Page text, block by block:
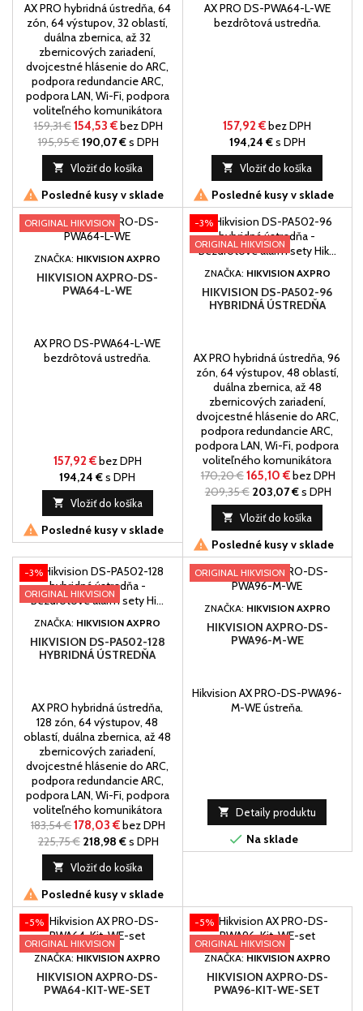
AX PRO hybridná ústredňa, 64
zón, 64 výstupov, 32 oblastí,
duálna zbernica, až 32
zbernicových zariadení,
dvojcestné hlásenie do ARC,
podpora redundancie ARC,
podpora LAN, Wi-Fi, podpora
voliteľného komunikátora
PSTN/GPRS/4G. Predaj vieme
uškutočniť len
elektrotechnikom.
159,31 €154,53 €bez DPH
195,95 €190,07 €s DPH
 Vložiť do košíka
 Posledné kusy v sklade
AX PRO DS-PWA64-L-WE
bezdrôtová ustredňa.
157,92 €bez DPH
194,24 €s DPH
 Vložiť do košíka
 Posledné kusy v sklade
ORIGINAL HIKVISION
ZNAČKA: HIKVISION AXPRO
HIKVISION AXPRO-DS-
PWA64-L-WE
AX PRO DS-PWA64-L-WE
bezdrôtová ustredňa.
157,92 €bez DPH
194,24 €s DPH
 Vložiť do košíka
 Posledné kusy v sklade
-3%
ORIGINAL HIKVISION
ZNAČKA: HIKVISION AXPRO
HIKVISION DS-PA502-96
HYBRIDNÁ ÚSTREDŇA
AX PRO hybridná ústredňa, 96
zón, 64 výstupov, 48 oblastí,
duálna zbernica, až 48
zbernicových zariadení,
dvojcestné hlásenie do ARC,
podpora redundancie ARC,
podpora LAN, Wi-Fi, podpora
voliteľného komunikátora
PSTN/GPRS/4G. Predaj vieme
uškutočniť len
elektrotechnikom.
170,20 €165,10 €bez DPH
209,35 € 203,07 €s DPH
 Vložiť do košíka
 Posledné kusy v sklade
-3%
ORIGINAL HIKVISION
ZNAČKA: HIKVISION AXPRO
HIKVISION DS-PA502-128
HYBRIDNÁ ÚSTREDŇA
AX PRO hybridná ústredňa,
128 zón, 64 výstupov, 48
oblastí, duálna zbernica, až 48
zbernicových zariadení,
dvojcestné hlásenie do ARC,
podpora redundancie ARC,
podpora LAN, Wi-Fi, podpora
voliteľného komunikátora
PSTN/GPRS/4G. Predaj vieme
uškutočniť len
elektrotechnikom.
183,54 €178,03 €bez DPH
225,75 € 218,98 €s DPH
 Vložiť do košíka
 Posledné kusy v sklade
ORIGINAL HIKVISION
ZNAČKA: HIKVISION AXPRO
HIKVISION AXPRO-DS-
PWA96-M-WE
Hikvision AX PRO-DS-PWA96-
M-WE ústreňa.
 Detaily produktu
 Na sklade
-5%
ORIGINAL HIKVISION
ZNAČKA: HIKVISION AXPRO
HIKVISION AXPRO-DS-
PWA64-KIT-WE-SET
-5%
ORIGINAL HIKVISION
ZNAČKA: HIKVISION AXPRO
HIKVISION AXPRO-DS-
PWA96-KIT-WE-SET